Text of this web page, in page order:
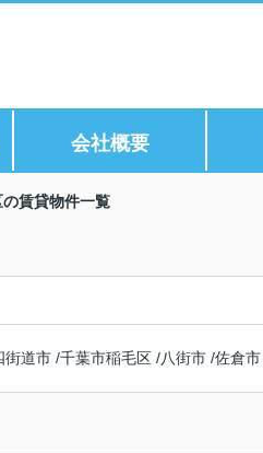
会社概要
賃貸物件一覧
街道市 /千葉市稲毛区 /八街市 /佐倉市